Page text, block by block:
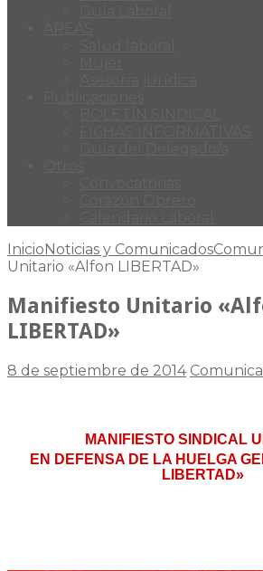
InicioNoticias y Comunicados
Unitario «Alfon LIBERTAD»
Manifiesto Unitario
LIBERTAD»
8 de septiembre de 2014
MANIFIESTO SINDICAL
EN DEFENSA DE LA HUELGA
LIBERTAD»